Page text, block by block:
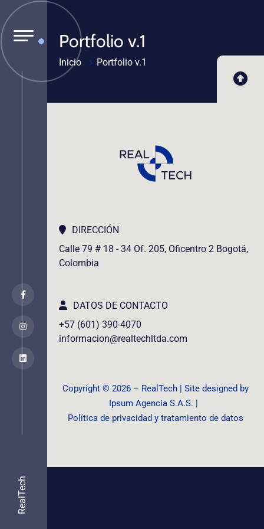
RealTech
Portfolio v.1
Inicio Portfolio v.1
DIRECCIÓN
Calle 79 # 18 - 34 Of. 205, Oficentro 2 Bogotá,
Colombia
DATOS DE CONTACTO
+57 (601) 390-4070
informacion@realtechltda.com
Copyright ©️ 2026 – RealTech | Site designed by
Ipsum Agencia S.A.S. |
Política de privacidad y tratamiento de datos